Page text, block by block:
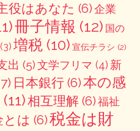
役はあなた (6)企業
冊子情報 (12) 国の
(3) 増税 (10) 宣伝チラシ (2)
出 (5)文学フリマ (4) 新
日本銀行 (6)本の感
(11)相互理解 (6)福祉
とは (6)税金は財